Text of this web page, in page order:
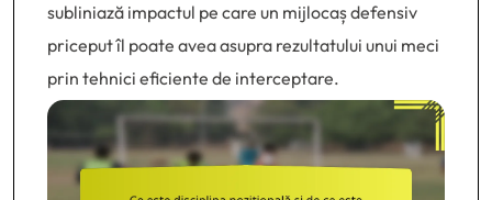
subliniază impactul pe care un mijlocaș defensiv
priceput îl poate avea asupra rezultatului unui meci
prin tehnici eficiente de interceptare.